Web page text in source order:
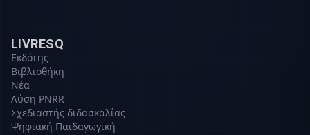
LIVRESQ
Εκδότης
Βιβλιοθήκη
Νέα
Λύση PNRR
Σχεδιαστής διδασκαλίας
Ψηφιακή Παιδαγωγική